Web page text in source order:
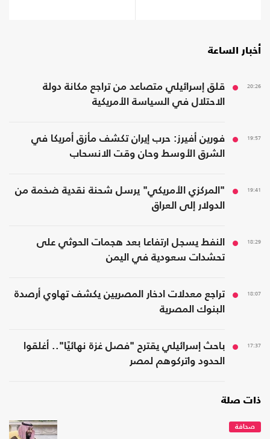
أخبار الساعة
20:26
قلق إسرائيلي متصاعد من تراجع مكانة دولة
الاحتلال في السياسة الأمريكية
19:57
فورين أفيرز: حرب إيران تكشف مأزق أمريكا في
الشرق الأوسط وحان وقت الانسحاب
19:41
"المركزي الأمريكي" يرسل شحنة نقدية ضخمة من
الدولار إلى العراق
18:29
النفط يسجل ارتفاعا بعد هجمات الحوثي على
تحشدات سعودية في اليمن
18:07
تراجع معدلات ادخار المصريين يكشف تهاوي أرصدة
البنوك المصرية
17:37
باحث إسرائيلي يقترح "فصل غزة نهائيًا".. أغلقوا
الحدود واتركوهم لمصر
ذات صلة
صحافة